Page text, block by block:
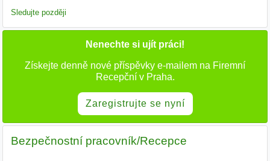
Sledujte později
Nenechte si ujít práci!
Získejte denně nové příspěvky e-mailem na Firemní
Recepční v Praha.
Zaregistrujte se nyní
Bezpečnostní pracovník/Recepce